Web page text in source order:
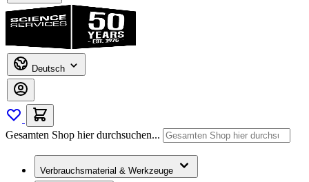
Deutsch
Gesamten Shop hier durchsuchen...
Verbrauchsmaterial & Werkzeuge